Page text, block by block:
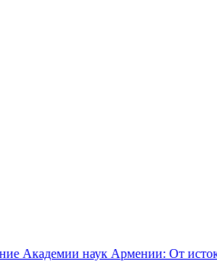
Армении: От истоков